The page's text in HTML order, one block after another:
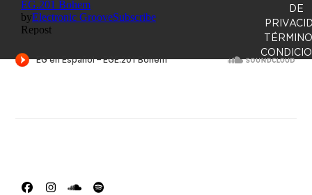
Facebook
Instagram
SoundCloud
Spotify
DE